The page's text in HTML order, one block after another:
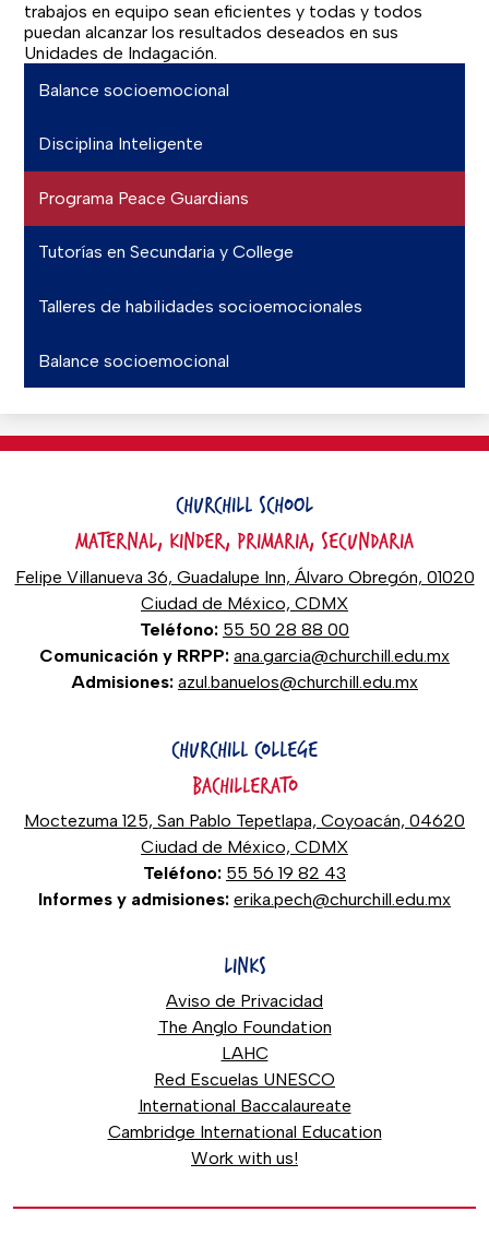
trabajos en equipo sean eficientes y todas y todos
puedan alcanzar los resultados deseados en sus
Unidades de Indagación.
Balance socioemocional
Disciplina Inteligente
Programa Peace Guardians
Tutorías en Secundaria y College
Talleres de habilidades socioemocionales
Balance socioemocional
CHURCHILL SCHOOL
MATERNAL, KINDER, PRIMARIA, SECUNDARIA
Felipe Villanueva 36, Guadalupe Inn, Álvaro Obregón, 01020
Ciudad de México, CDMX
Teléfono: 55 50 28 88 00
Comunicación y RRPP: ana.garcia@churchill.edu.mx
Admisiones: azul.banuelos@churchill.edu.mx
CHURCHILL COLLEGE
BACHILLERATO
Moctezuma 125, San Pablo Tepetlapa, Coyoacán, 04620
Ciudad de México, CDMX
Teléfono: 55 56 19 82 43
Informes y admisiones: erika.pech@churchill.edu.mx
LINKS
Aviso de Privacidad
The Anglo Foundation
LAHC
Red Escuelas UNESCO
International Baccalaureate
Cambridge International Education
Work with us!